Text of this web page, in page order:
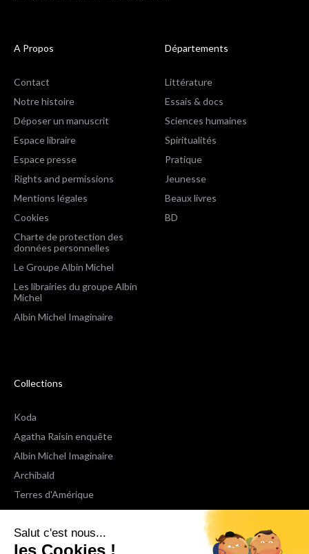
Salut c'est nous...
les Cookies !
A Propos
Contact
Notre histoire
Déposer un manuscrit
Espace libraire
Espace presse
Rights and permissions
Mentions légales
Cookies
Charte de protection des
données personnelles
Le Groupe Albin Michel
Les librairies du groupe Albin
Michel
Albin Michel Imaginaire
Départements
Littérature
Essais & docs
Sciences humaines
Spiritualités
Pratique
Jeunesse
Beaux livres
BD
Collections
Koda
Agatha Raisin enquête
Albin Michel Imaginaire
Archibald
Terres d'Amérique
Espaces Libres Poche
NOX